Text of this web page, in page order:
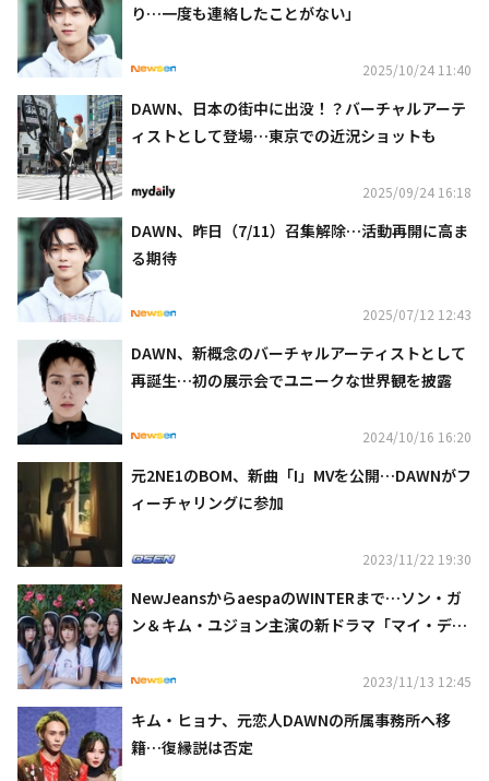
り…一度も連絡したことがない」
2025/10/24 11:40
DAWN、日本の街中に出没！？バーチャルアーテ
ィストとして登場…東京での近況ショットも
2025/09/24 16:18
DAWN、昨日（7/11）召集解除…活動再開に高ま
る期待
2025/07/12 12:43
DAWN、新概念のバーチャルアーティストとして
再誕生…初の展示会でユニークな世界観を披露
2024/10/16 16:20
元2NE1のBOM、新曲「I」MVを公開…DAWNがフ
ィーチャリングに参加
2023/11/22 19:30
NewJeansからaespaのWINTERまで…ソン・ガ
ン＆キム・ユジョン主演の新ドラマ「マイ・デー
2023/11/13 12:45
キム・ヒョナ、元恋人DAWNの所属事務所へ移
籍…復縁説は否定